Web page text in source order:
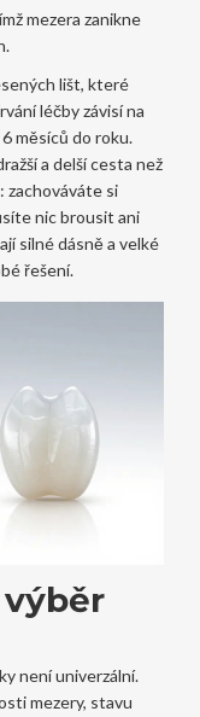
mezera zanikne
lišt, které
léčby závisí na
měsíců do roku.
a delší cesta než
zachováváte si
nic brousit ani
silné dásně a velké
řešení.
není univerzální.
mezery, stavu